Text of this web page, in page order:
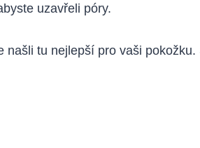
uzavřeli póry.
tu nejlepší pro vaši